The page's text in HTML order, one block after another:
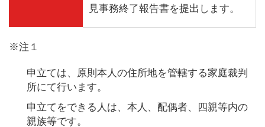
見事務終了報告書を提出します。
※注１
申立ては、原則本人の住所地を管轄する家庭裁判
所にて行います。
申立てをできる人は、本人、配偶者、四親等内の
親族等です。